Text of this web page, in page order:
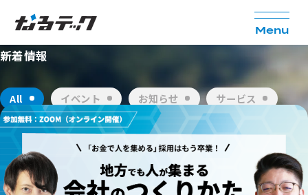
Menu
News
新着情報
All イベント お知らせ サービス
セミナー メディア 事例